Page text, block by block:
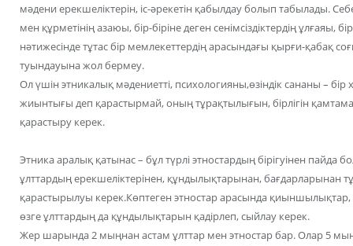
мәдени ерекшеліктерін, іс-әрекетін қабылдау болып табылады.
мен құрметінің азаюы, бір-біріне деген сенімсіздіктердің ұлғаяы,
нәтижесінде тұтас бір мемлекеттердің арасындағы қырғи-қабақ
туындауына жол бермеу.
Ол үшін этникалық мәдениетті, психологияны,өзіндік сананы –
жиынтығы деп қарастырмай, оның тұрақтылығын, бірлігін
қарастыру керек.
Этника аралық қатынас – бұл түрлі этностардың бірігуінен пайда
ұлттардың ерекшеліктерінен, құндылықтарынан, бағдарларынан
қарастырылуы керек.Көптеген этностар арасында
өзге ұлттардың да құндылықтарын қадірлеп, сыйлау керек.
Жер шарында 2 мыңнан астам ұлттар мен этностар бар. Олар 5